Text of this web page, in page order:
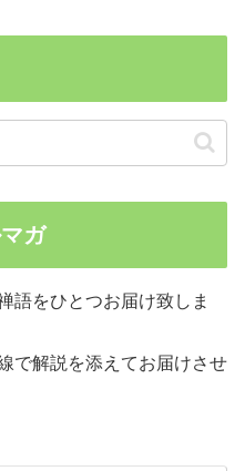
ガ
語をひとつお届け致しま
で解説を添えてお届けさせ